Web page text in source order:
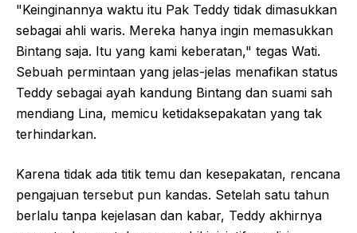
"Keinginannya waktu itu Pak Teddy tidak dimasukkan
sebagai ahli waris. Mereka hanya ingin memasukkan
Bintang saja. Itu yang kami keberatan," tegas Wati.
Sebuah permintaan yang jelas-jelas menafikan status
Teddy sebagai ayah kandung Bintang dan suami sah
mendiang Lina, memicu ketidaksepakatan yang tak
terhindarkan.
Karena tidak ada titik temu dan kesepakatan, rencana
pengajuan tersebut pun kandas. Setelah satu tahun
berlalu tanpa kejelasan dan kabar, Teddy akhirnya